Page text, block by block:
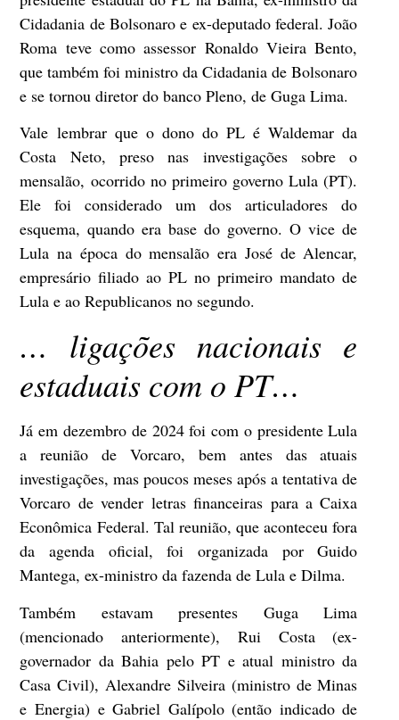
Cidadania de Bolsonaro e ex-deputado federal. João
Roma teve como assessor Ronaldo Vieira Bento,
que também foi ministro da Cidadania de Bolsonaro
e se tornou diretor do banco Pleno, de Guga Lima.
Vale lembrar que o dono do PL é Waldemar da
Costa Neto, preso nas investigações sobre o
mensalão, ocorrido no primeiro governo Lula (PT).
Ele foi considerado um dos articuladores do
esquema, quando era base do governo. O vice de
Lula na época do mensalão era José de Alencar,
empresário filiado ao PL no primeiro mandato de
Lula e ao Republicanos no segundo.
… ligações nacionais e
estaduais com o PT…
Já em dezembro de 2024 foi com o presidente Lula
a reunião de Vorcaro, bem antes das atuais
investigações, mas poucos meses após a tentativa de
Vorcaro de vender letras financeiras para a Caixa
Econômica Federal. Tal reunião, que aconteceu fora
da agenda oficial, foi organizada por Guido
Mantega, ex-ministro da fazenda de Lula e Dilma.
Também estavam presentes Guga Lima
(mencionado anteriormente), Rui Costa (ex-
governador da Bahia pelo PT e atual ministro da
Casa Civil), Alexandre Silveira (ministro de Minas
e Energia) e Gabriel Galípolo (então indicado de